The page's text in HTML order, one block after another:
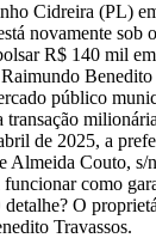
Cidreira (PL)
novamente sob
R$ 140 mil
Benedito
público
transação
de 2025, a
Almeida Couto, s/
como
O
Travassos.